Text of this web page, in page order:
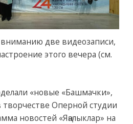
две видеозаписи,
этого вечера (см.
«новые «Башмачки»,
творчестве Оперной студии
новостей «Яңалыклар» на